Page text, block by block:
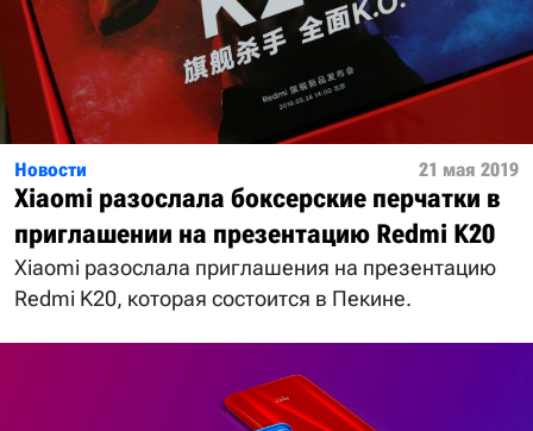
Новости 21 мая 2019
Xiaomi разослала боксерские перчатки в
приглашении на презентацию Redmi K20
Xiaomi разослала приглашения на презентацию
Redmi K20, которая состоится в Пекине.